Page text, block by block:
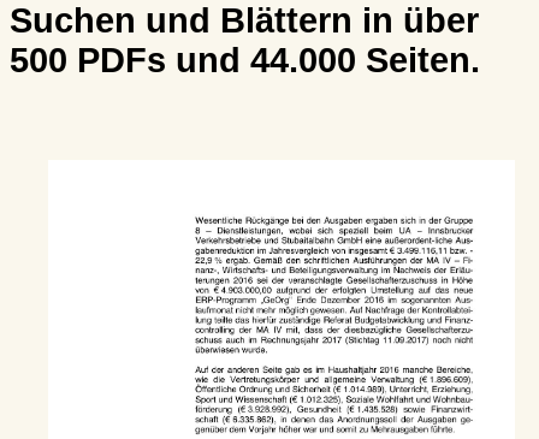
Suchen und Blättern in über
500 PDFs und 44.000 Seiten.